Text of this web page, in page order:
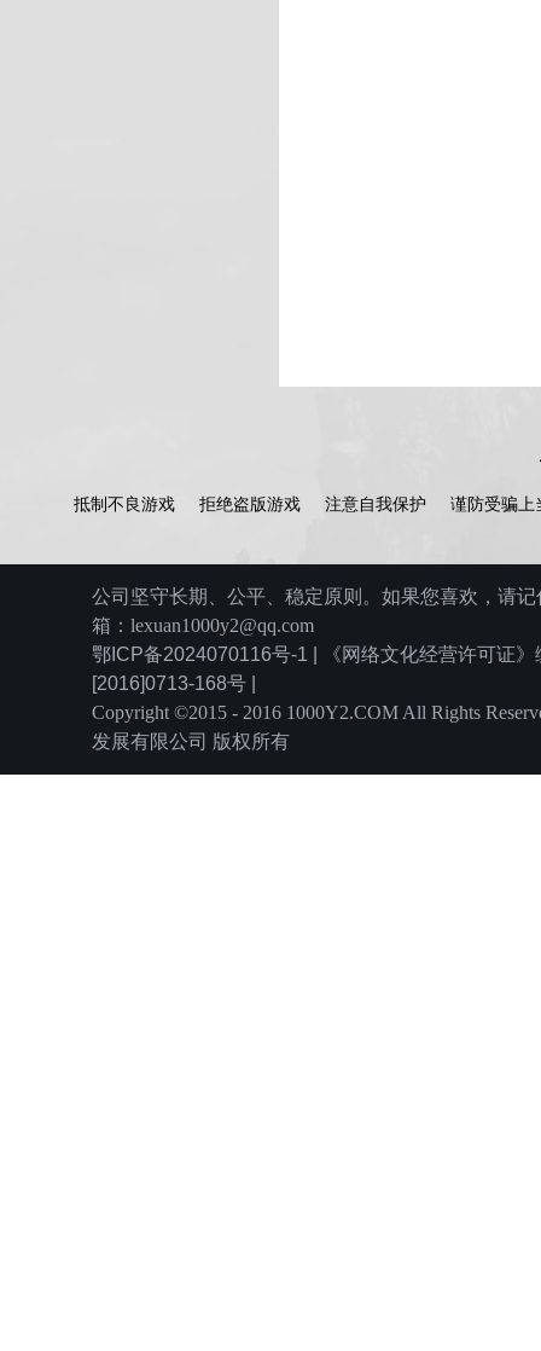
抵制不良游戏 拒绝盗版游戏 注意自我保护 谨防受骗上
公司坚守长期、公平、稳定原则。如果您喜欢，请
箱：lexuan1000y2@qq.com
鄂ICP备2024070116号-1 | 《网络文化经营许可证》
[2016]0713-168号 |
Copyright ©2015 - 2016 1000Y2.COM All Rights
发展有限公司 版权所有